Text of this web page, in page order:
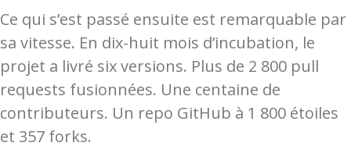
Ce qui s’est passé ensuite est remarquable par
sa vitesse. En dix-huit mois d’incubation, le
projet a livré six versions. Plus de 2 800 pull
requests fusionnées. Une centaine de
contributeurs. Un repo GitHub à 1 800 étoiles
et 357 forks.